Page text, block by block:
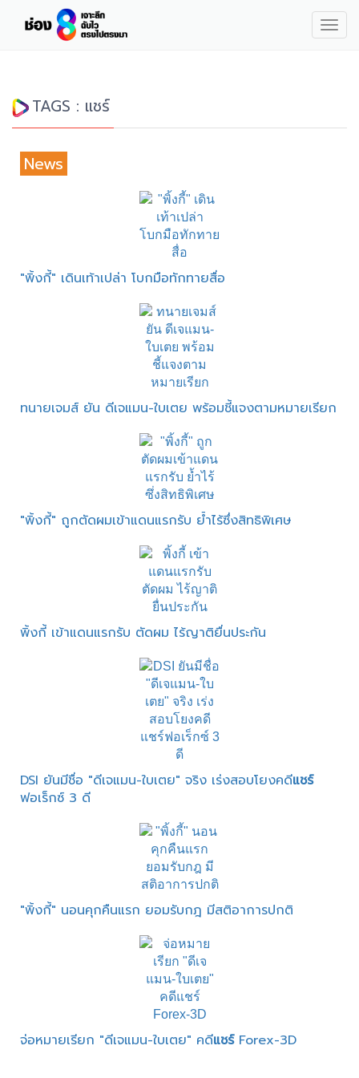
TAGS : แชร์
News
"พิ้งกี้" เดินเท้าเปล่า โบกมือทักทายสื่อ
ทนายเจมส์ ยัน ดีเจแมน-ใบเตย พร้อมชี้แจงตามหมายเรียก
"พิ้งกี้" ถูกตัดผมเข้าแดนแรกรับ ย้ำไร้ซึ่งสิทธิพิเศษ
พิ้งกี้ เข้าแดนแรกรับ ตัดผม ไร้ญาติยื่นประกัน
DSI ยันมีชื่อ "ดีเจแมน-ใบเตย" จริง เร่งสอบโยงคดีแชร์
ฟอเร็กซ์ 3 ดี
"พิ้งกี้" นอนคุกคืนแรก ยอมรับกฎ มีสติอาการปกติ
จ่อหมายเรียก "ดีเจแมน-ใบเตย" คดีแชร์Forex-3D